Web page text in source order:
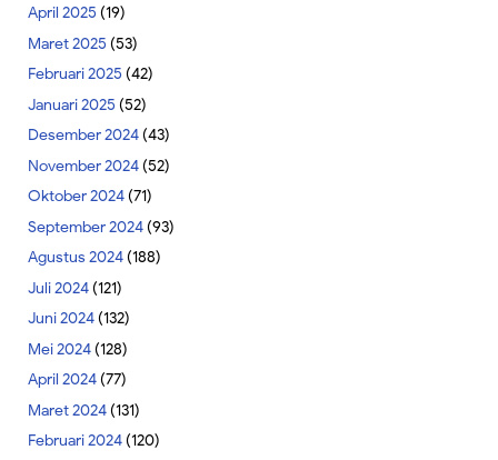
April 2025 (19)
Maret 2025 (53)
Februari 2025 (42)
Januari 2025 (52)
Desember 2024(43)
November 2024(52)
Oktober 2024(71)
September 2024(93)
Agustus 2024(188)
Juli 2024(121)
Juni 2024(132)
Mei 2024(128)
April 2024(77)
Maret 2024(131)
Februari 2024(120)